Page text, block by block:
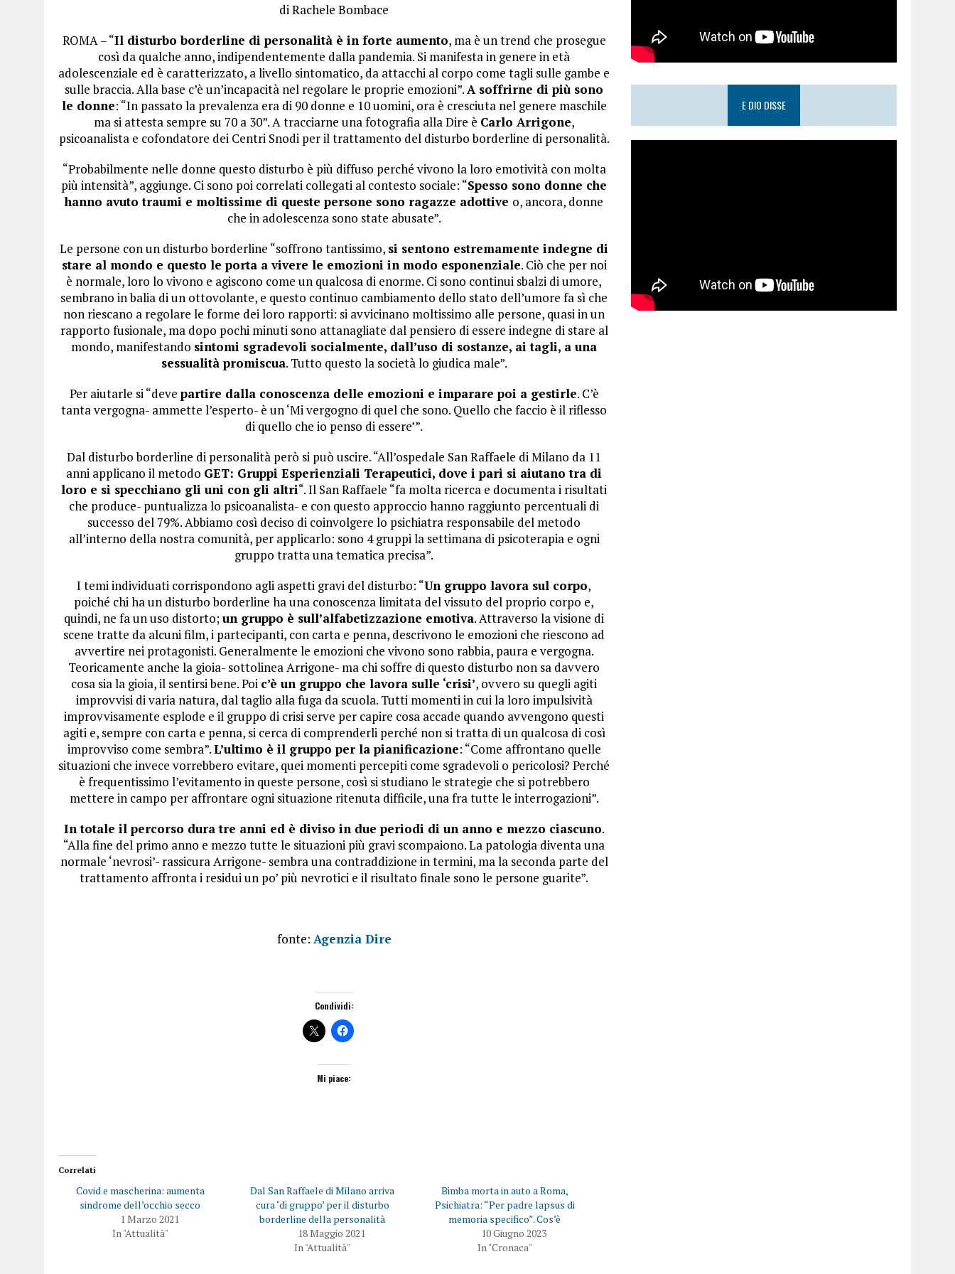
di Rachele Bombace
ROMA – “Il disturbo borderline di personalità è in forte aumento, ma è un trend che prosegue
così da qualche anno, indipendentemente dalla pandemia. Si manifesta in genere in età
adolescenziale ed è caratterizzato, a livello sintomatico, da attacchi al corpo come tagli sulle gambe e
sulle braccia. Alla base c’è un’incapacità nel regolare le proprie emozioni”.A soffrirne di più sono
le donne: “In passato la prevalenza era di 90 donne e 10 uomini, ora è cresciuta nel genere maschile
ma si attesta sempre su 70 a 30”. A tracciarne una fotografia alla Dire è Carlo Arrigone,
psicoanalista e cofondatore dei Centri Snodi per il trattamento del disturbo borderline di personalità.
“Probabilmente nelle donne questo disturbo è più diffuso perché vivono la loro emotività con molta
più intensità”, aggiunge. Ci sono poi correlati collegati al contesto sociale: “Spesso sono donne che
hanno avuto traumi e moltissime di queste persone sono ragazze adottive o, ancora, donne
che in adolescenza sono state abusate”.
Le persone con un disturbo borderline “soffrono tantissimo, si sentono estremamente indegne di
stare al mondo e questo le porta a vivere le emozioni in modo esponenziale. Ciò che per noi
è normale, loro lo vivono e agiscono come un qualcosa di enorme. Ci sono continui sbalzi di umore,
sembrano in balia di un ottovolante, e questo continuo cambiamento dello stato dell’umore fa sì che
non riescano a regolare le forme dei loro rapporti: si avvicinano moltissimo alle persone, quasi in un
rapporto fusionale, ma dopo pochi minuti sono attanagliate dal pensiero di essere indegne di stare al
mondo, manifestando sintomi sgradevoli socialmente, dall’uso di sostanze, ai tagli, a una
sessualità promiscua. Tutto questo la società lo giudica male”.
Per aiutarle si “deve partire dalla conoscenza delle emozioni e imparare poi a gestirle. C’è
tanta vergogna- ammette l’esperto- è un ‘Mi vergogno di quel che sono. Quello che faccio è il riflesso
di quello che io penso di essere’”.
Dal disturbo borderline di personalità però si può uscire. “All’ospedale San Raffaele di Milano da 11
anni applicano il metodo GET: Gruppi Esperienziali Terapeutici, dove i pari si aiutano tra di
loro e si specchiano gli uni con gli altri“. Il San Raffaele “fa molta ricerca e documenta i risultati
che produce- puntualizza lo psicoanalista- e con questo approccio hanno raggiunto percentuali di
successo del 79%. Abbiamo così deciso di coinvolgere lo psichiatra responsabile del metodo
all’interno della nostra comunità, per applicarlo: sono 4 gruppi la settimana di psicoterapia e ogni
gruppo tratta una tematica precisa”.
I temi individuati corrispondono agli aspetti gravi del disturbo: “Un gruppo lavora sul corpo,
poiché chi ha un disturbo borderline ha una conoscenza limitata del vissuto del proprio corpo e,
quindi, ne fa un uso distorto;un gruppo è sull’alfabetizzazione emotiva. Attraverso la visione di
scene tratte da alcuni film, i partecipanti, con carta e penna, descrivono le emozioni che riescono ad
avvertire nei protagonisti. Generalmente le emozioni che vivono sono rabbia, paura e vergogna.
Teoricamente anche la gioia- sottolinea Arrigone- ma chi soffre di questo disturbo non sa davvero
cosa sia la gioia, il sentirsi bene. Poi c’è un gruppo che lavora sulle ‘crisi’, ovvero su quegli agiti
improvvisi di varia natura, dal taglio alla fuga da scuola. Tutti momenti in cui la loro impulsività
improvvisamente esplode e il gruppo di crisi serve per capire cosa accade quando avvengono questi
agiti e, sempre con carta e penna, si cerca di comprenderli perché non si tratta di un qualcosa di così
improvviso come sembra”.L’ultimo è il gruppo per la pianificazione: “Come affrontano quelle
situazioni che invece vorrebbero evitare, quei momenti percepiti come sgradevoli o pericolosi? Perché
è frequentissimo l’evitamento in queste persone, così si studiano le strategie che si potrebbero
mettere in campo per affrontare ogni situazione ritenuta difficile, una fra tutte le interrogazioni”.
In totale il percorso dura tre anni ed è diviso in due periodi di un anno e mezzo ciascuno.
“Alla fine del primo anno e mezzo tutte le situazioni più gravi scompaiono. La patologia diventa una
normale ‘nevrosi’- rassicura Arrigone- sembra una contraddizione in termini, ma la seconda parte del
trattamento affronta i residui un po’ più nevrotici e il risultato finale sono le persone guarite”.
fonte: Agenzia Dire
Condividi:
Mi piace:
Correlati
Covid e mascherina: aumenta
sindrome dell’occhio secco
1 Marzo 2021
In "Attualità"
Dal San Raffaele di Milano arriva
cura ‘di gruppo’ per il disturbo
borderline della personalità
18 Maggio 2021
In "Attualità"
Bimba morta in auto a Roma,
Psichiatra: “Per padre lapsus di
memoria specifico”. Cos’è
10 Giugno 2023
In "Cronaca"
E DIO DISSE